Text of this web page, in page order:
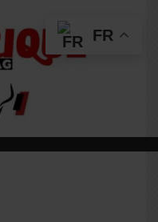
FR